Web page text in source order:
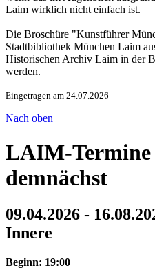
Laim wirklich nicht einfach ist.
Die Broschüre "Kunstführer
Stadtbibliothek München Laim
Historischen Archiv Laim in der
werden.
Eingetragen am 24.07.2026
Nach oben
LAIM-Termine
demnächst
09.04.2026 -
Innere
Beginn: 19:00